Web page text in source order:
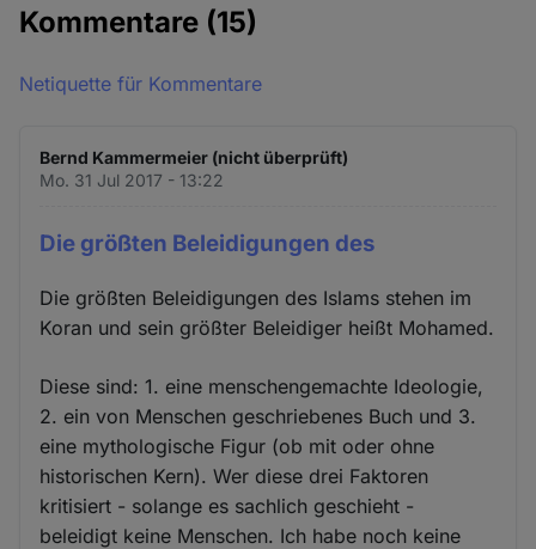
Kommentare (15)
Netiquette für Kommentare
Bernd Kammermeier (nicht überprüft)
Mo. 31 Jul 2017 - 13:22
Die größten Beleidigungen des
Die größten Beleidigungen des Islams stehen im
Koran und sein größter Beleidiger heißt Mohamed.
Diese sind: 1. eine menschengemachte Ideologie,
2. ein von Menschen geschriebenes Buch und 3.
eine mythologische Figur (ob mit oder ohne
historischen Kern). Wer diese drei Faktoren
kritisiert - solange es sachlich geschieht -
beleidigt keine Menschen. Ich habe noch keine